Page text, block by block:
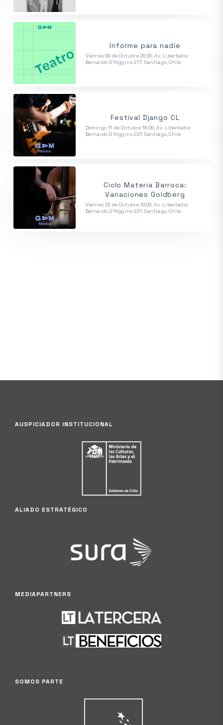
Informe para nadie
Viernes 09 de Octubre 20:00, Av. Libertador
Bernardo O'Higgins 277, Santiago, Chile
Festival Django CL
Domingo 11 de Octubre 18:00, Av. Libertador
Bernardo O'Higgins 227, Santiago, Chile
Ciclo Materia Barroca:
Variaciones Goldberg
Viernes 23 de Octubre 19:00, Av. Libertador
Bernardo O'Higgins 227, Santiago, Chile
AUSPICIADOR INSTITUCIONAL
ALIADO ESTRATÉGICO
MEDIAPARTNERS
SOMOS PARTE